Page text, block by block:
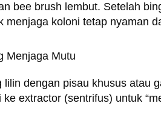
bee brush lembut. Setelah
menjaga koloni tetap nyaman
Menjaga Mutu
dengan pisau khusus atau
extractor (sentrifus) untuk